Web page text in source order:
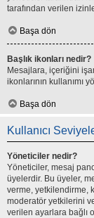
tarafından verilen
Başa dön
Başlık ikonları nedir?
Mesajlara, içeriğini
ikonlarının kullanımı
Başa dön
Kullanıcı
Yöneticiler nedir?
Yöneticiler, mesaj
üyelerdir. Bu üyeler,
verme, yetkilendirme,
moderatör yetkilerini
verilen ayarlara bağlı